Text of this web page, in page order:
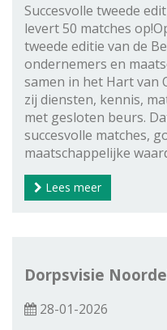
Succesvolle tweede
levert 50 matches
tweede editie van de
ondernemers en
samen in het Hart van
zij diensten, kennis,
met gesloten beurs.
succesvolle matches,
maatschappelijke
Lees meer
Dorpsvisie
28-01-2026